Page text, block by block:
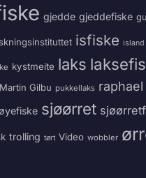
gjedde gjeddefiske
isfiske island
kystmeite laks
Gilbu pukkellaks raphael
sjøørret
trolling tørt Video wobbler